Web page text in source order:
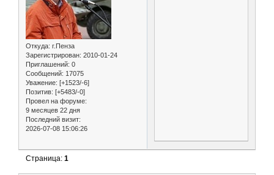
Откуда: г.Пенза
Зарегистрирован: 2010-01-24
Приглашений: 0
Сообщений: 17075
Уважение: [+1523/-6]
Позитив: [+5483/-0]
Провел на форуме:
9 месяцев 22 дня
Последний визит:
2026-07-08 15:06:26
Страница:1